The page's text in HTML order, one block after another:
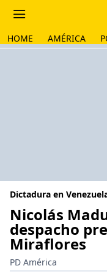
HOME AMÉRICA
Dictadura en
Nicolás
despacho
Miraflores
PD América